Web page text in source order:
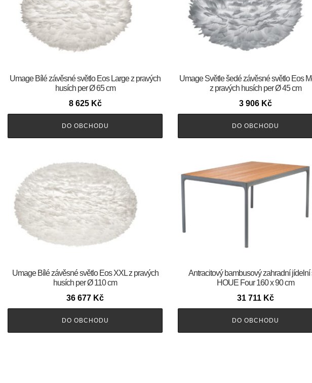
Umage Bílé závěsné světlo Eos Large z pravých
husích per Ø 65 cm
8 625 Kč
DO OBCHODU
Umage Světle šedé závěsné světlo Eos
z pravých husích per Ø 45 cm
3 906 Kč
DO OBCHODU
Umage Bílé závěsné světlo Eos XXL z pravých
husích per Ø 110 cm
36 677 Kč
DO OBCHODU
Antracitový bambusový zahradní jídelní
HOUE Four 160 x 90 cm
31 711 Kč
DO OBCHODU